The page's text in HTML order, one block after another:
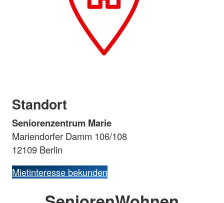
Standort
Seniorenzentrum Marie
Mariendorfer Damm 106/108
12109 Berlin
Mietinteresse bekunden